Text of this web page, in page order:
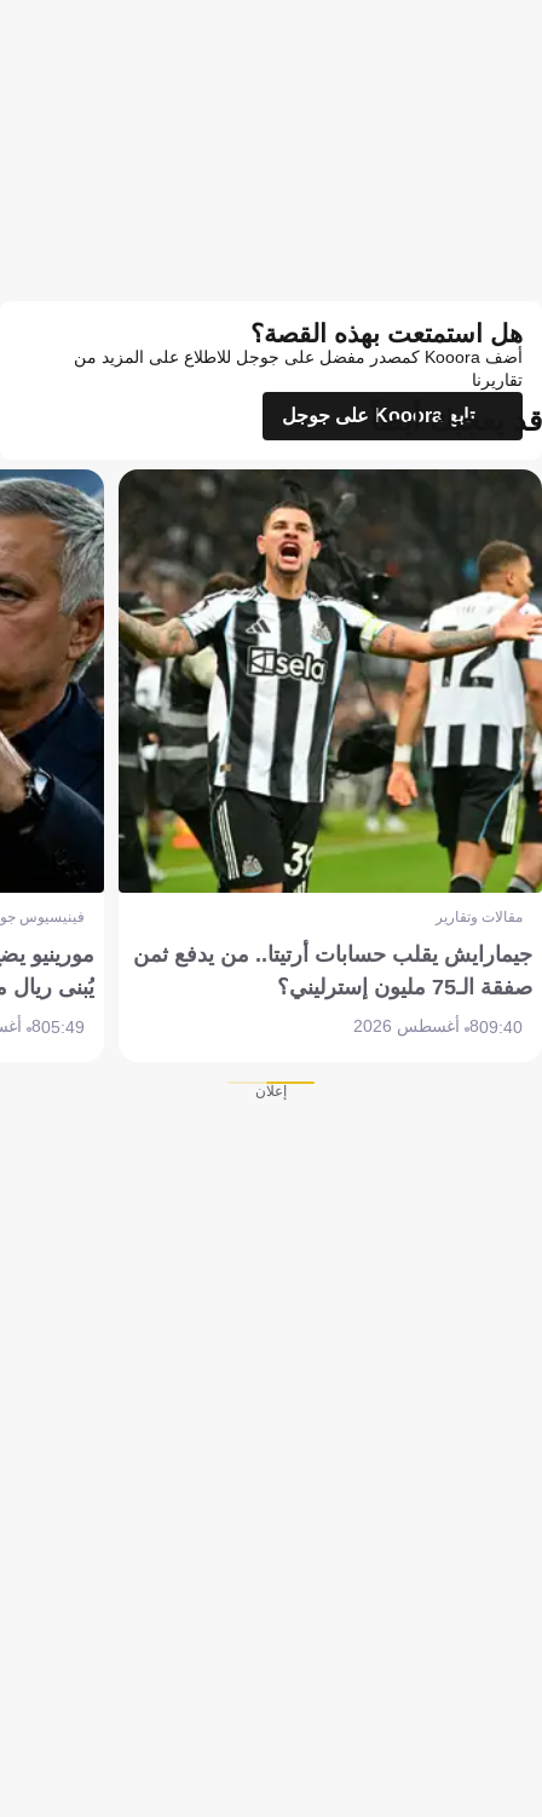
هل استمتعت بهذه القصة؟
أضف Kooora كمصدر مفضل على جوجل للاطلاع على المزيد من
تقاريرنا
تابع Kooora على جوجل
قد يعجبك أيضاً
مقالات وتقارير
جيمارايش يقلب حسابات أرتيتا.. من يدفع ثمن
صفقة الـ75 مليون إسترليني؟
09:408 أغسطس 2026
فينيسيوس
مورينيو
يُبنى ريال
05:498 أغسطس 2026
إعلان